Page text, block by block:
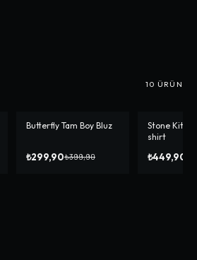
10 ÜRÜN
-%25
Butterfly Tam Boy Bluz
₺299,90₺399,90
Stone Kitty
shirt
₺449,90